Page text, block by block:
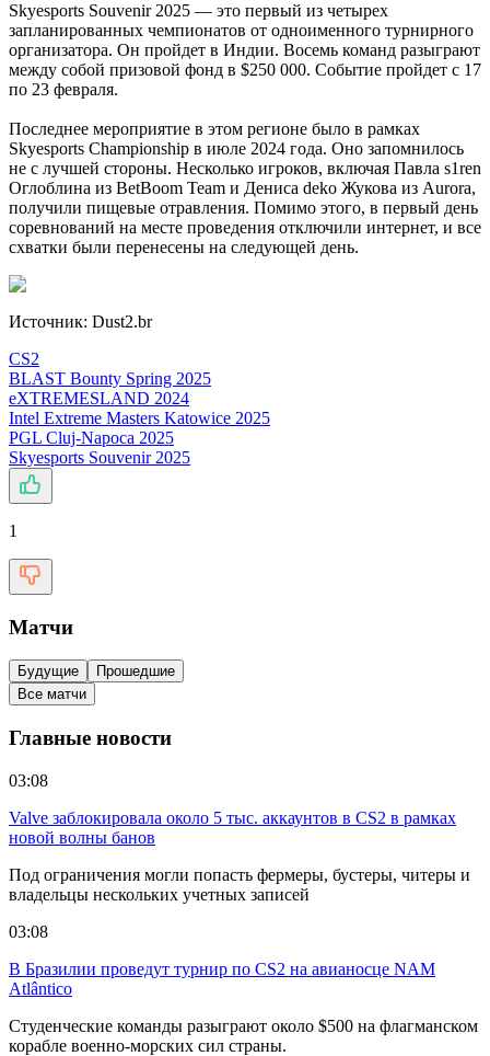
Skyesports Souvenir 2025 — это первый из четырех
запланированных чемпионатов от одноименного турнирного
организатора. Он пройдет в Индии. Восемь команд разыграют
между собой призовой фонд в $250 000. Событие пройдет с 17
по 23 февраля.
Последнее мероприятие в этом регионе было в рамках
Skyesports Championship в июле 2024 года. Оно запомнилось
не с лучшей стороны. Несколько игроков, включая Павла s1ren
Оглоблина из BetBoom Team и Дениса deko Жукова из Aurora,
получили пищевые отравления. Помимо этого, в первый день
соревнований на месте проведения отключили интернет, и все
схватки были перенесены на следующей день.
Источник: Dust2.br
CS2
BLAST Bounty Spring 2025
eXTREMESLAND 2024
Intel Extreme Masters Katowice 2025
PGL Cluj-Napoca 2025
Skyesports Souvenir 2025
1
Матчи
Будущие
Прошедшие
Все матчи
Главные новости
03:08
Valve заблокировала около 5 тыс. аккаунтов в CS2 в рамках
новой волны банов
Под ограничения могли попасть фермеры, бустеры, читеры и
владельцы нескольких учетных записей
03:08
В Бразилии проведут турнир по CS2 на авианосце NAM
Atlântico
Студенческие команды разыграют около $500 на флагманском
корабле военно-морских сил страны.